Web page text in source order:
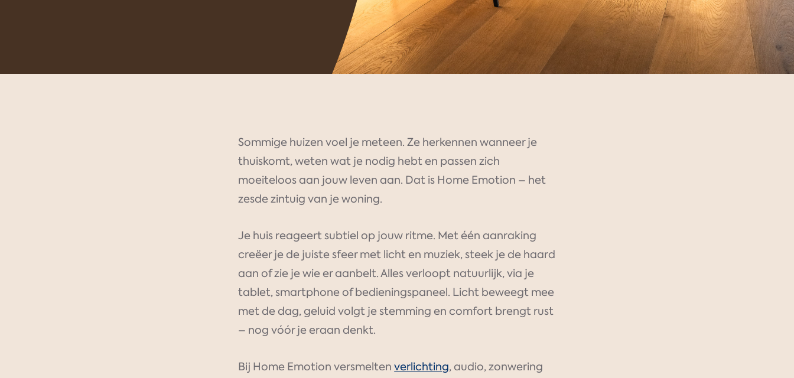
Sommige huizen voel je meteen. Ze herkennen wanneer je
thuiskomt, weten wat je nodig hebt en passen zich
moeiteloos aan jouw leven aan. Dat is Home Emotion – het
zesde zintuig van je woning.
Je huis reageert subtiel op jouw ritme. Met één aanraking
creëer je de juiste sfeer met licht en muziek, steek je de haard
aan of zie je wie er aanbelt. Alles verloopt natuurlijk, via je
tablet, smartphone of bedieningspaneel. Licht beweegt mee
met de dag, geluid volgt je stemming en comfort brengt rust
– nog vóór je eraan denkt.
Bij Home Emotion versmeltenverlichting, audio, zonwering